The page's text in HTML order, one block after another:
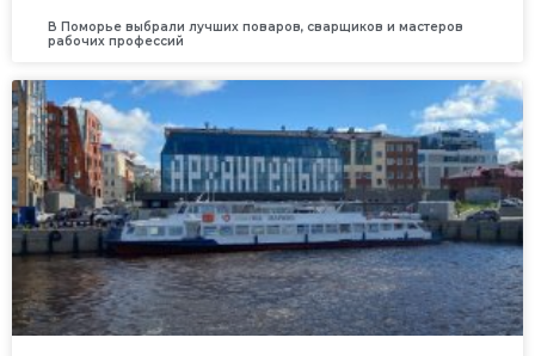
В Поморье выбрали лучших поваров, сварщиков и мастеров
рабочих профессий